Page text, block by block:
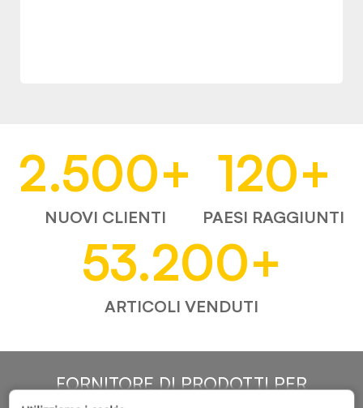
2.500+
NUOVI CLIENTI
120+
PAESI RAGGIUNTI
53.200+
ARTICOLI VENDUTI
FORNITORE DI PRODOTTI PER